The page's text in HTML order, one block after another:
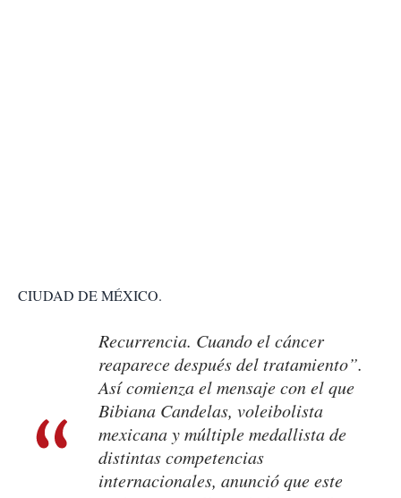
CIUDAD DE MÉXICO.
Recurrencia. Cuando el cáncer
reaparece después del tratamiento”.
Así comienza el mensaje con el que
Bibiana Candelas, voleibolista
mexicana y múltiple medallista de
distintas competencias
internacionales, anunció que este